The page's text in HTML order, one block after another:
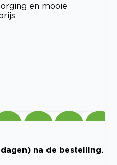
en mooie
na de bestelling.